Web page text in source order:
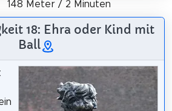
148 Meter / 2 Minuten
18: Ehra oder Kind mit
Ball